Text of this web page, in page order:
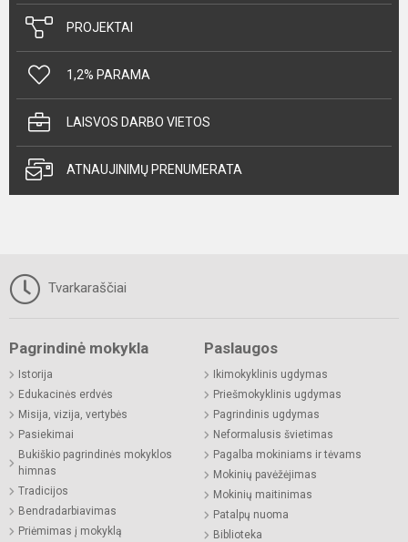
PROJEKTAI
1,2% PARAMA
LAISVOS DARBO VIETOS
ATNAUJINIMŲ PRENUMERATA
Tvarkaraščiai
Pagrindinė mokykla
Istorija
Edukacinės erdvės
Misija, vizija, vertybės
Pasiekimai
Bukiškio pagrindinės mokyklos
himnas
Tradicijos
Bendradarbiavimas
Priėmimas į mokyklą
Paslaugos
Ikimokyklinis ugdymas
Priešmokyklinis ugdymas
Pagrindinis ugdymas
Neformalusis švietimas
Pagalba mokiniams ir tėvams
Mokinių pavėžėjimas
Mokinių maitinimas
Patalpų nuoma
Biblioteka